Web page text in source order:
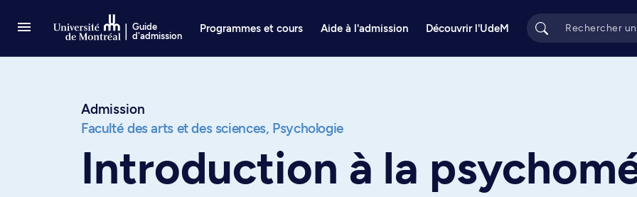
Guide
d'admission
Programmes et cours Aide à l'admission Découvrir l'UdeM
Admission
Faculté des arts et des sciences, Psychologie
Introduction à la